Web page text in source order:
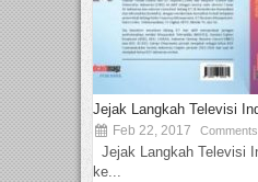
Jejak Langkah Televisi
Feb 22, 2017
Jejak Langkah Televisi
ke...